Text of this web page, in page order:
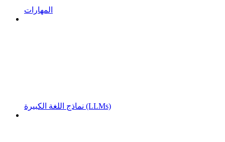
المهارات
نماذج اللغة الكبيرة (LLMs)